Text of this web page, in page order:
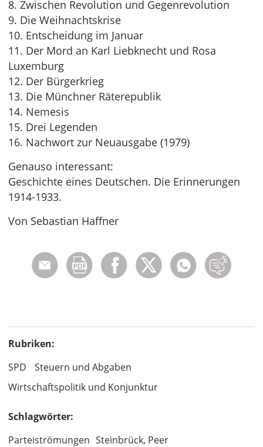
8. Zwischen Revolution und Gegenrevolution
9. Die Weihnachtskrise
10. Entscheidung im Januar
11. Der Mord an Karl Liebknecht und Rosa
Luxemburg
12. Der Bürgerkrieg
13. Die Münchner Räterepublik
14. Nemesis
15. Drei Legenden
16. Nachwort zur Neuausgabe (1979)
Genauso interessant:
Geschichte eines Deutschen. Die Erinnerungen
1914-1933.
Von Sebastian Haffner
Rubriken:
SPD
Steuern und Abgaben
Wirtschaftspolitik und Konjunktur
Schlagwörter:
Parteiströmungen Steinbrück, Peer